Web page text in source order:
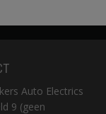
Auto Electrics
9 (geen